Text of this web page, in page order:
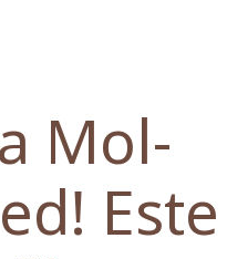
Mol-
Este